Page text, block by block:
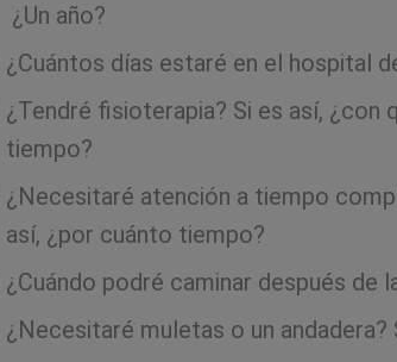
¿Un año?
¿Cuántos días estaré en el hospital
¿Tendré fisioterapia? Si es así, ¿con
tiempo?
¿Necesitaré atención a tiempo
así, ¿por cuánto tiempo?
¿Cuándo podré caminar después de
¿Necesitaré muletas o un